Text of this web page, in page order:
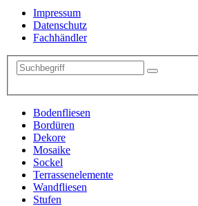
Impressum
Datenschutz
Fachhändler
Bodenfliesen
Bordüren
Dekore
Mosaike
Sockel
Terrassenelemente
Wandfliesen
Stufen